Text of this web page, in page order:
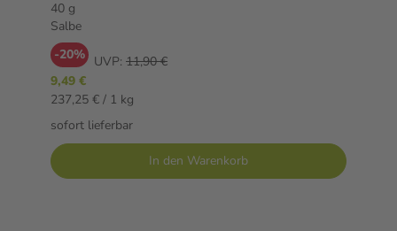
40 g
Salbe
-20% UVP: 11,90 €
9,49 €
237,25 € / 1 kg
sofort lieferbar
In den Warenkorb